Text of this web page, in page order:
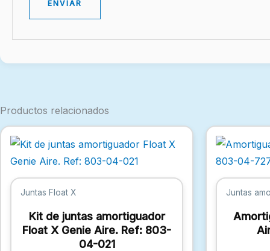
Productos relacionados
Juntas Float X
Kit de juntas amortiguador
Float X Genie Aire. Ref: 803-
04-021
Juntas